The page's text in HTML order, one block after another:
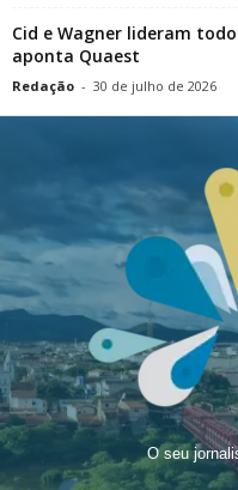
Cid e Wagner lideram
aponta Quaest
Redação - 30 de julho de 2026
O seu